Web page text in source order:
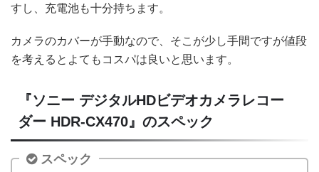
すし、充電池も十分持ちます。
カメラのカバーが手動なので、そこが少し手間ですが値段
を考えるとよてもコスパは良いと思います。
『ソニー デジタルHDビデオカメラレコー
ダー HDR-CX470』のスペック
スペック